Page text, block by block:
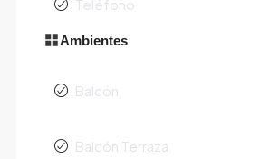
Teléfono
Ambientes
Balcón
Balcón Terraza